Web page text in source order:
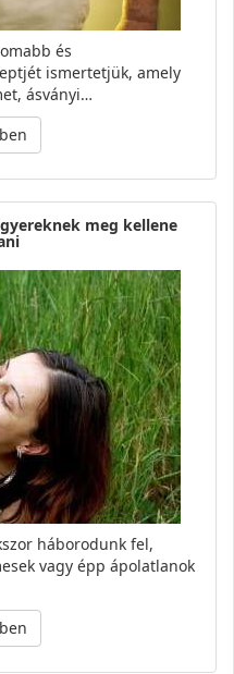
és
ismertetjük, amely
ásványi…
meg kellene
háborodunk fel,
vagy épp ápolatlanok